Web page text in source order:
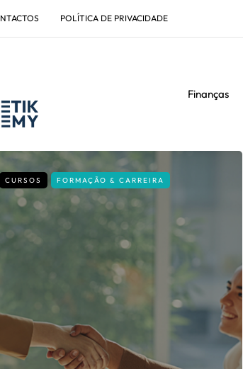
POLÍTICA DE PRIVACIDADE
Finanças
CURSOS FORMAÇÃO & CARREIRA